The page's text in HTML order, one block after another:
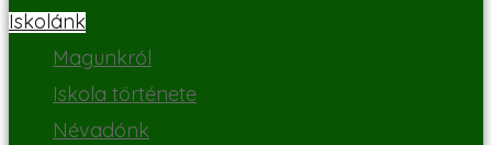
Iskolánk
Magunkról
Iskola története
Névadónk